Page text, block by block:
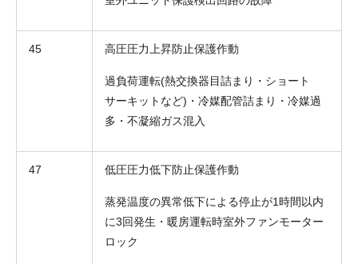
45 高圧圧力上昇防止保護作動
過負荷運転(熱交換器目詰まり・ショート
サーキットなど)・冷媒配管詰まり・冷媒過
多・不凝縮ガス混入
47 低圧圧力低下防止保護作動
蒸発温度の異常低下による停止が1時間以内
に3回発生・暖房運転時室外ファンモーター
ロック